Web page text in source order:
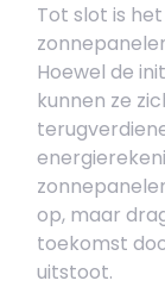
Tot slot is
Hoewel de
kunnen ze
op, maar
toekomst
uitstoot.